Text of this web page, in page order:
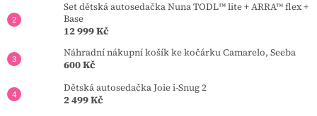
Set dětská autosedačka Nuna TODL™ lite + ARRA™ flex +
Base
12 999 Kč
Náhradní nákupní košík ke kočárku Camarelo, Seeba
600 Kč
Dětská autosedačka Joie i-Snug 2
2 499 Kč